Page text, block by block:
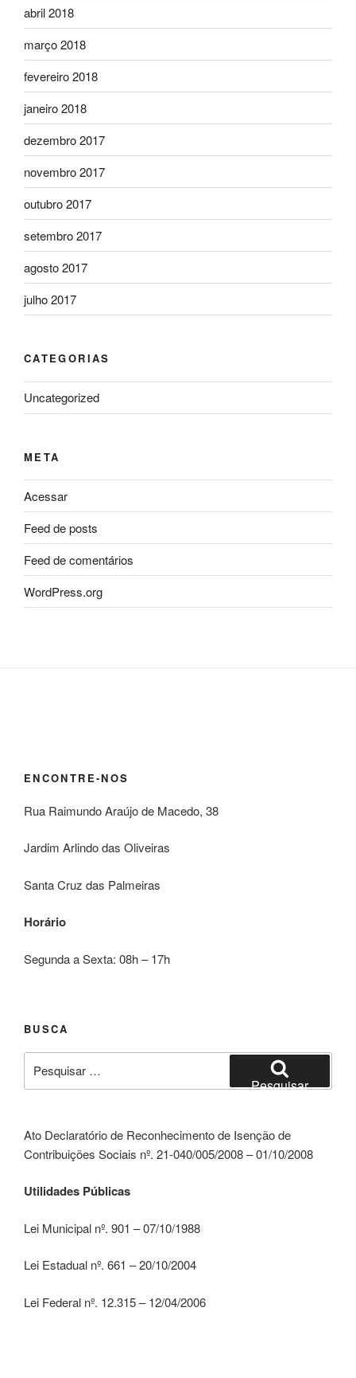
abril 2018
março 2018
fevereiro 2018
janeiro 2018
dezembro 2017
novembro 2017
outubro 2017
setembro 2017
agosto 2017
julho 2017
CATEGORIAS
Uncategorized
META
Acessar
Feed de posts
Feed de comentários
WordPress.org
ENCONTRE-NOS
Rua Raimundo Araújo de Macedo, 38
Jardim Arlindo das Oliveiras
Santa Cruz das Palmeiras
Horário
Segunda a Sexta: 08h – 17h
BUSCA
por:
Pesquisar
Ato Declaratório de Reconhecimento de Isenção de
Contribuições Sociais nº. 21-040/005/2008 – 01/10/2008
Utilidades Públicas
Lei Municipal nº. 901 – 07/10/1988
Lei Estadual nº. 661 – 20/10/2004
Lei Federal nº. 12.315 – 12/04/2006